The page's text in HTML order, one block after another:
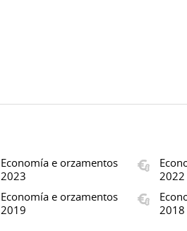
Economía e orzamentos
2023
2022
Economía e orzamentos
2019
2018